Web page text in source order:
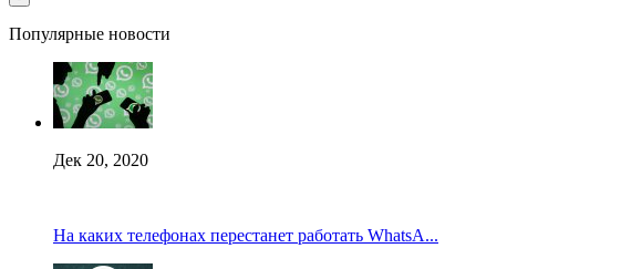
Популярные новости
Дек 20, 2020
На каких телефонах перестанет работать WhatsA...